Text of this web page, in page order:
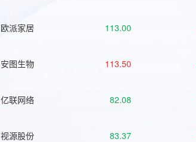
欧派家居 113.00
安图生物 113.50
亿联网络 82.08
视源股份 83.37